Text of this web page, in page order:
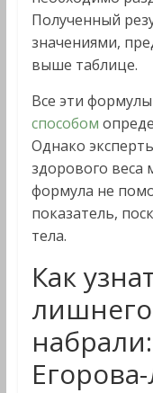
Полученный
значениями,
выше таблице.
Все эти
способом
Однако
здорового веса
формула не
показатель,
тела.
Как